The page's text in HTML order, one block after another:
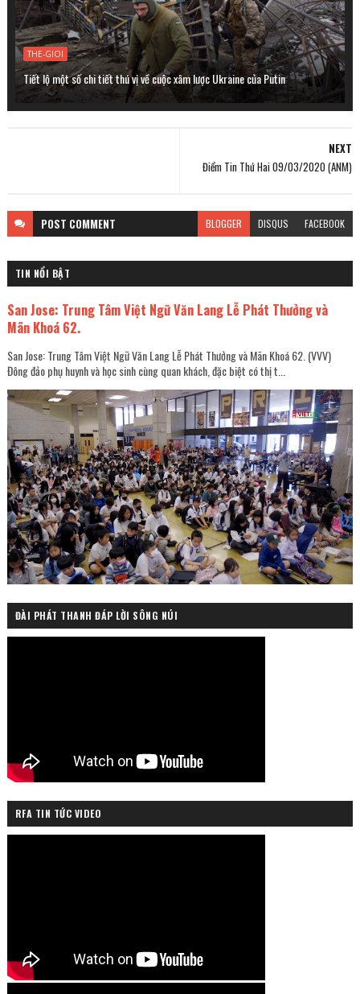
THE-GIOI
Tiết lộ một số chi tiết thú vị về cuộc xâm lược Ukraine của Putin
NEXT
Điểm Tin Thứ Hai 09/03/2020 (ANM)
POST COMMENT BLOGGER DISQUS FACEBOOK
TIN NỔI BẬT
San Jose: Trung Tâm Việt Ngữ Văn Lang Lễ Phát Thưởng và
Mãn Khoá 62.
San Jose: Trung Tâm Việt Ngữ Văn Lang Lễ Phát Thưởng và Mãn Khoá 62. (VVV)
Đông đảo phụ huynh và học sinh cùng quan khách, đặc biệt có thị t...
ĐÀI PHÁT THANH ĐÁP LỜI SÔNG NÚI
RFA TIN TỨC VIDEO